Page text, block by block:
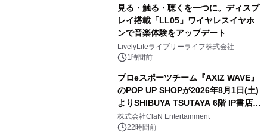
見る・触る・聴くを一つに。ディスプ
レイ搭載「LL05」ワイヤレスイヤホ
ンで音楽体験をアップデート
LivelyLifeライブリーライフ株式会社
1時間前
プロeスポーツチーム『AXIZ WAVE』
のPOP UP SHOPが2026年8月1日(土)
よりSHIBUYA TSUTAYA 6階 IP書店で
開催決定！！
株式会社ClaN Entertainment
22時間前